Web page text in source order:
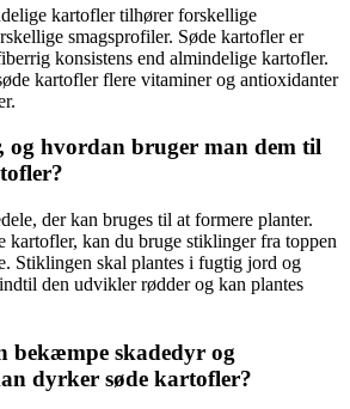
kartofler tilhører forskellige
smagsprofiler. Søde kartofler er
konsistens end almindelige kartofler.
kartofler flere vitaminer og antioxidanter
og hvordan bruger man dem til
der kan bruges til at formere planter.
kartofler, kan du bruge stiklinger fra toppen
Stiklingen skal plantes i fugtig jord og
den udvikler rødder og kan plantes
bekæmpe skadedyr og
dyrker søde kartofler?